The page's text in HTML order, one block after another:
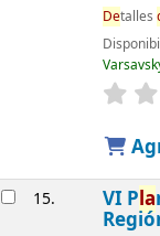
Detalles
15. VI Pla